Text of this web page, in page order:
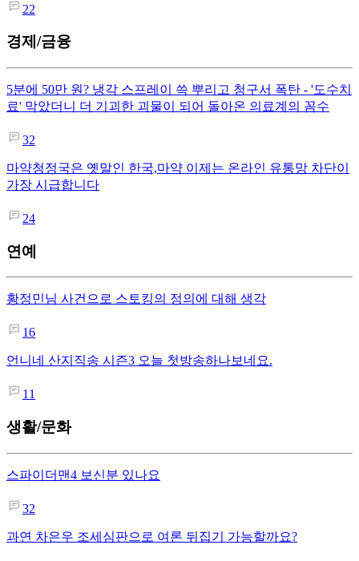
22
경제/금융
5분에 50만 원? 냉각 스프레이 쓱 뿌리고 청구서 폭탄 - '도수치
료' 막았더니 더 기괴한 괴물이 되어 돌아온 의료계의 꼼수
32
마약청정국은 옛말인 한국,마약 이제는 온라인 유통망 차단이
가장 시급합니다
24
연예
황정민님 사건으로 스토킹의 정의에 대해 생각
16
언니네 산지직송 시즌3 오늘 첫방송하나보네요.
11
생활/문화
스파이더맨4 보신분 있나요
32
과연 차은우 조세심판으로 여론 뒤집기 가능할까요?